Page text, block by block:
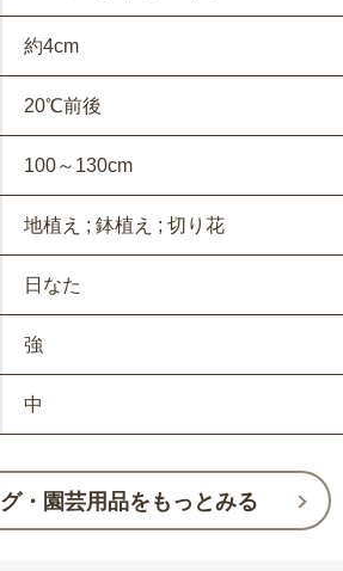
約4cm
20℃前後
100～130cm
地植え ; 鉢植え ; 切り花
日なた
強
中
・園芸用品をもっとみる